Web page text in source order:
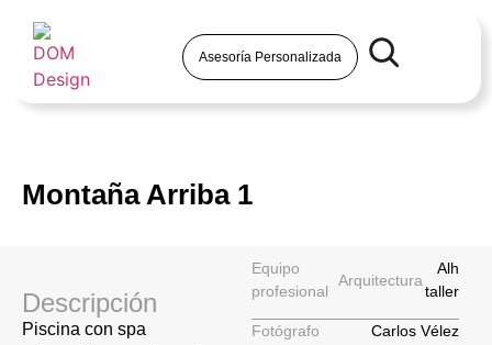
Asesoría Personalizada
Montaña Arriba 1
Equipo
profesional
Arquitectura
Alh
taller
Fotógrafo Carlos Vélez
Descripción
Piscina con spa